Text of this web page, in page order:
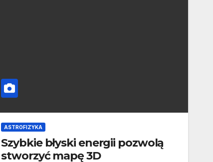
ASTROFIZYKA
Szybkie błyski energii pozwolą
stworzyć mapę 3D